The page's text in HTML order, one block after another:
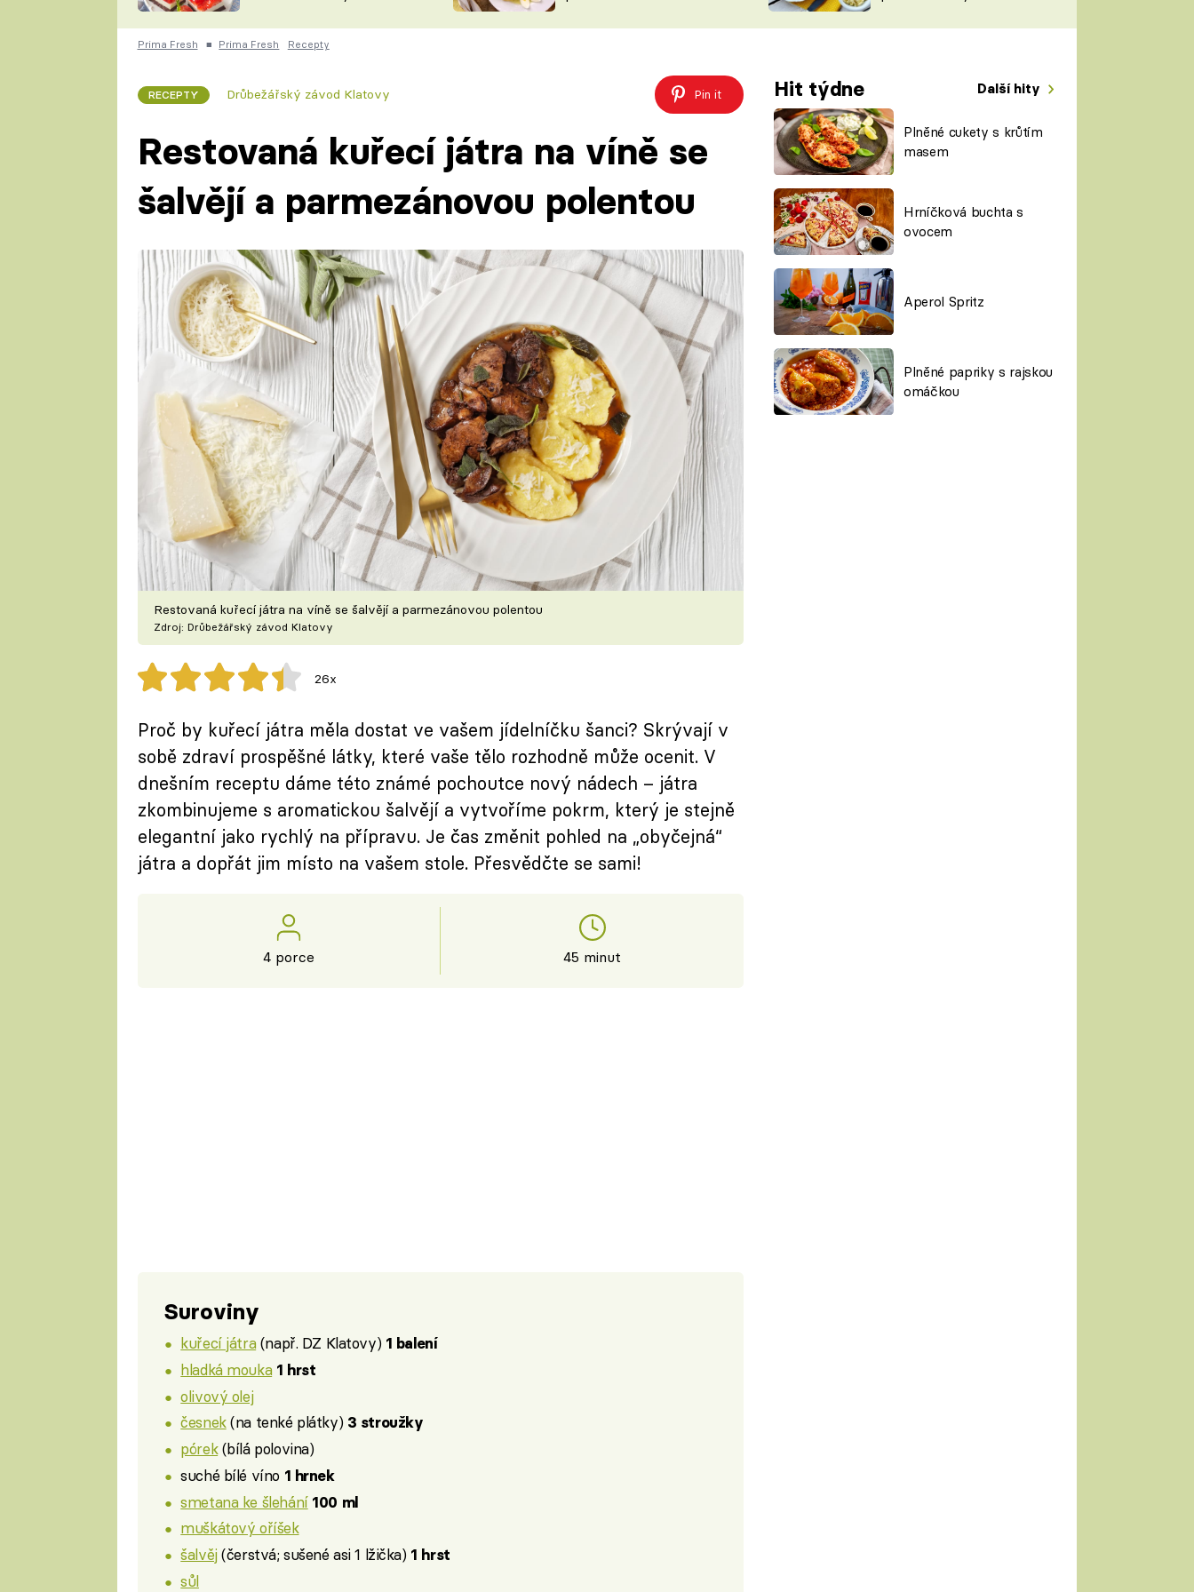
ČESKO NA TALÍŘI
KUCHAŘKA
VYCHYTÁVKY
ŠÉFREDAKTORKY
ČASOPIS
Prima Fresh ■ Prima Fresh Recepty
RECEPTY Drůbežářský závod Klatovy Pin it Hit týdne Další hity
Plněné cukety s krůtím
masem
Hrníčková buchta s
ovocem
Aperol Spritz
Plněné papriky s rajskou
omáčkou
Restovaná kuřecí játra na víně se
šalvějí a parmezánovou polentou
Restovaná kuřecí játra na víně se šalvějí a parmezánovou polentou
Zdroj: Drůbežářský závod Klatovy
26x
Proč by kuřecí játra měla dostat ve vašem jídelníčku šanci? Skrývají v
sobě zdraví prospěšné látky, které vaše tělo rozhodně může ocenit. V
dnešním receptu dáme této známé pochoutce nový nádech – játra
zkombinujeme s aromatickou šalvějí a vytvoříme pokrm, který je stejně
elegantní jako rychlý na přípravu. Je čas změnit pohled na „obyčejná“
játra a dopřát jim místo na vašem stole. Přesvědčte se sami!
4 porce 45 minut
Suroviny
kuřecí játra(např. DZ Klatovy) 1 balení
hladká mouka 1 hrst
olivový olej
česnek(na tenké plátky) 3 stroužky
pórek(bílá polovina)
suché bílé víno 1 hrnek
smetana ke šlehání 100 ml
muškátový oříšek
šalvěj(čerstvá; sušené asi 1 lžička) 1 hrst
sůl